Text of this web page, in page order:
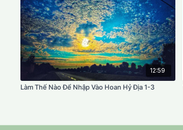
12:59
Làm Thế Nào Để Nhập Vào Hoan Hỷ Địa 1-3